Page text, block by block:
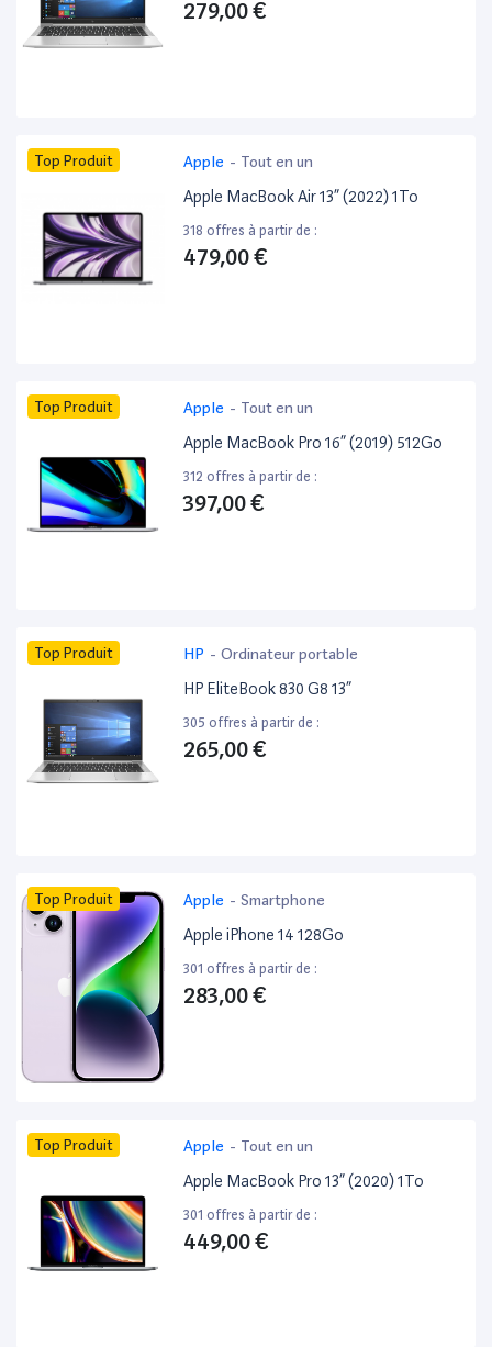
279,00 €
Top Produit Apple - Tout en un
Apple MacBook Air 13” (2022) 1To
318 offres à partir de :
479,00 €
Top Produit Apple - Tout en un
Apple MacBook Pro 16” (2019) 512Go
312 offres à partir de :
397,00 €
Top Produit HP - Ordinateur portable
HP EliteBook 830 G8 13”
305 offres à partir de :
265,00 €
Top Produit Apple - Smartphone
Apple iPhone 14 128Go
301 offres à partir de :
283,00 €
Top Produit Apple - Tout en un
Apple MacBook Pro 13” (2020) 1To
301 offres à partir de :
449,00 €